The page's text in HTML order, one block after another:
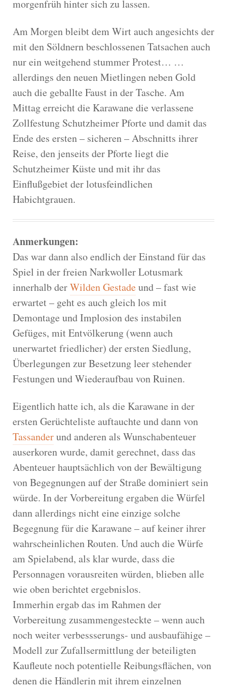
morgenfrüh hinter sich zu lassen.
Am Morgen bleibt dem Wirt auch angesichts der
mit den Söldnern beschlossenen Tatsachen auch
nur ein weitgehend stummer Protest… …
allerdings den neuen Mietlingen neben Gold
auch die geballte Faust in der Tasche. Am
Mittag erreicht die Karawane die verlassene
Zollfestung Schutzheimer Pforte und damit das
Ende des ersten – sicheren – Abschnitts ihrer
Reise, den jenseits der Pforte liegt die
Schutzheimer Küste und mit ihr das
Einflußgebiet der lotusfeindlichen
Habichtgrauen.
Anmerkungen:
Das war dann also endlich der Einstand für das
Spiel in der freien Narkwoller Lotusmark
innerhalb derWilden Gestadeund – fast wie
erwartet – geht es auch gleich los mit
Demontage und Implosion des instabilen
Gefüges, mit Entvölkerung (wenn auch
unerwartet friedlicher) der ersten Siedlung,
Überlegungen zur Besetzung leer stehender
Festungen und Wiederaufbau von Ruinen.
Eigentlich hatte ich, als die Karawane in der
ersten Gerüchteliste auftauchte und dann von
Tassanderund anderen als Wunschabenteuer
auserkoren wurde, damit gerechnet, dass das
Abenteuer hauptsächlich von der Bewältigung
von Begegnungen auf der Straße dominiert sein
würde. In der Vorbereitung ergaben die Würfel
dann allerdings nicht eine einzige solche
Begegnung für die Karawane – auf keiner ihrer
wahrscheinlichen Routen. Und auch die Würfe
am Spielabend, als klar wurde, dass die
Personnagen vorausreiten würden, blieben alle
wie oben berichtet ergebnislos.
Immerhin ergab das im Rahmen der
Vorbereitung zusammengesteckte – wenn auch
noch weiter verbessserungs- und ausbaufähige –
Modell zur Zufallsermittlung der beteiligten
Kaufleute noch potentielle Reibungsflächen, von
denen die Händlerin mit ihrem einzelnen